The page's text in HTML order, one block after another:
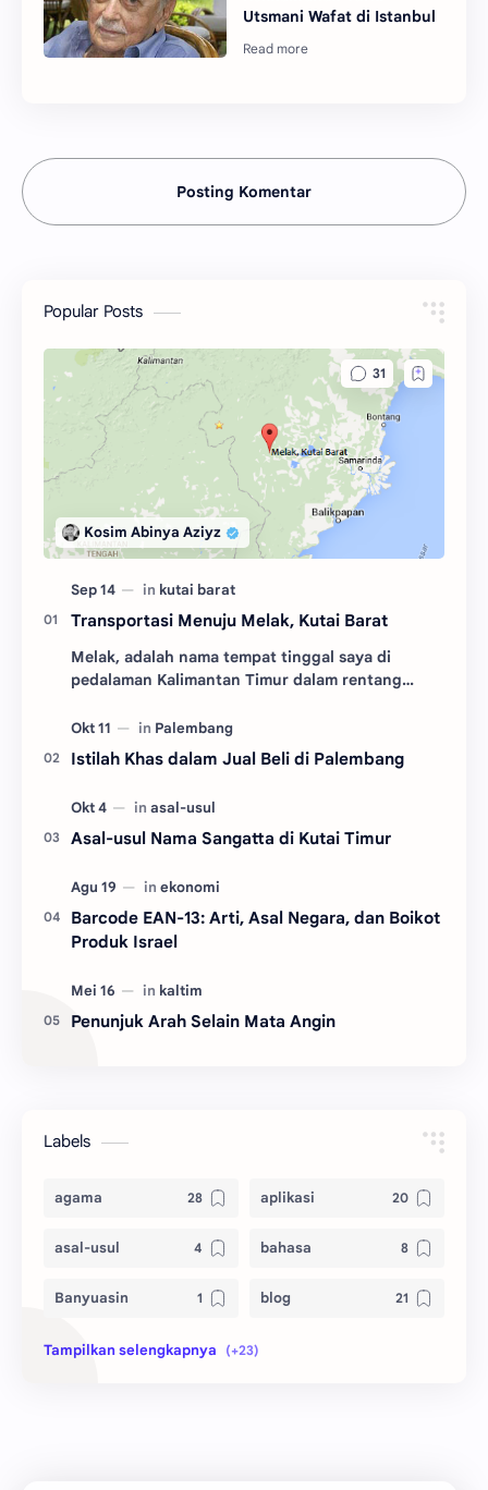
Utsmani Wafat di Istanbul
Posting Komentar
Popular Posts
Transportasi Menuju Melak, Kutai Barat
Melak, adalah nama tempat tinggal saya di
pedalaman Kalimantan Timur dalam rentang
tiga kecamatan y…
Istilah Khas dalam Jual Beli di Palembang
Asal-usul Nama Sangatta di Kutai Timur
Barcode EAN-13: Arti, Asal Negara, dan Boikot
Produk Israel
Penunjuk Arah Selain Mata Angin
Labels
agama aplikasi
asal-usul bahasa
Banyuasin blog
bola